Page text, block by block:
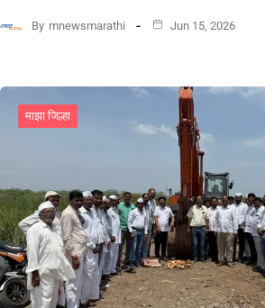
By mnewsmarathi Jun 15, 2026
माझा जिल्हा